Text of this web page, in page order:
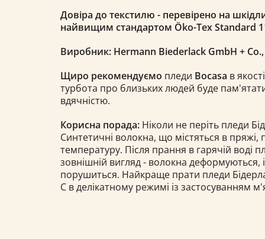
Довіра до текстилю - перевірено на
найвищим стандартом Öko-Tex Standard
Виробник: Hermann Biederlack GmbH +
Щиро рекомендуємо пледи Bocasa в
турбота про близьких людей буде
вдячністю.
Корисна порада: Ніколи не періть пледи
Синтетичні волокна, що містяться в пряжі,
температуру. Після прання в гарячій воді
зовнішній вигляд - волокна деформуються,
порушиться. Найкраще прати пледи
С в делікатному режимі із застосуванням